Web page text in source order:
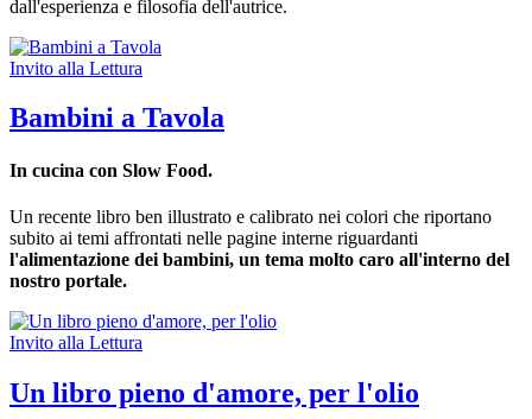
dall'esperienza e filosofia dell'autrice.
Invito alla Lettura
Bambini a Tavola
In cucina con Slow Food.
Un recente libro ben illustrato e calibrato nei colori che riportano
subito ai temi affrontati nelle pagine interne riguardanti
l'alimentazione dei bambini, un tema molto caro all'interno del
nostro portale.
Invito alla Lettura
Un libro pieno d'amore, per l'olio